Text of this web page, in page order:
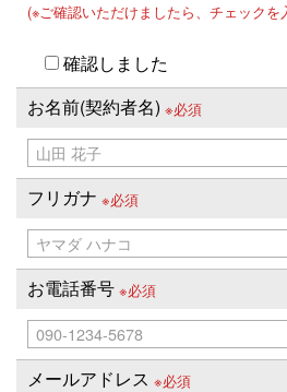
(※ご確認いただけましたら、チェックを
確認しました
お名前(契約者名) ※必須
フリガナ ※必須
お電話番号 ※必須
メールアドレス ※必須